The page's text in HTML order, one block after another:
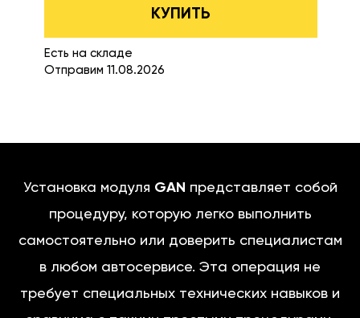
КУПИТЬ
Есть на складе
Отправим 11.08.2026
Установка модуля GAN представляет собой
процедуру, которую легко выполнить
самостоятельно или доверить специалистам
в любом автосервисе. Эта операция не
требует специальных технических навыков и